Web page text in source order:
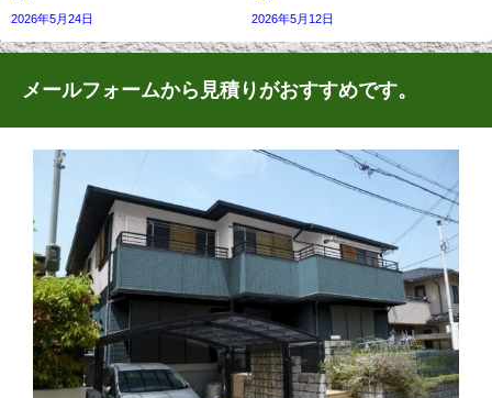
2026年5月24日 2026年5月12日
メールフォームから見積りがおすすめです。